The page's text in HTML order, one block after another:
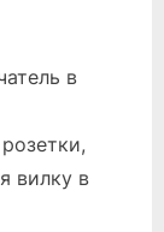
в
вилку в